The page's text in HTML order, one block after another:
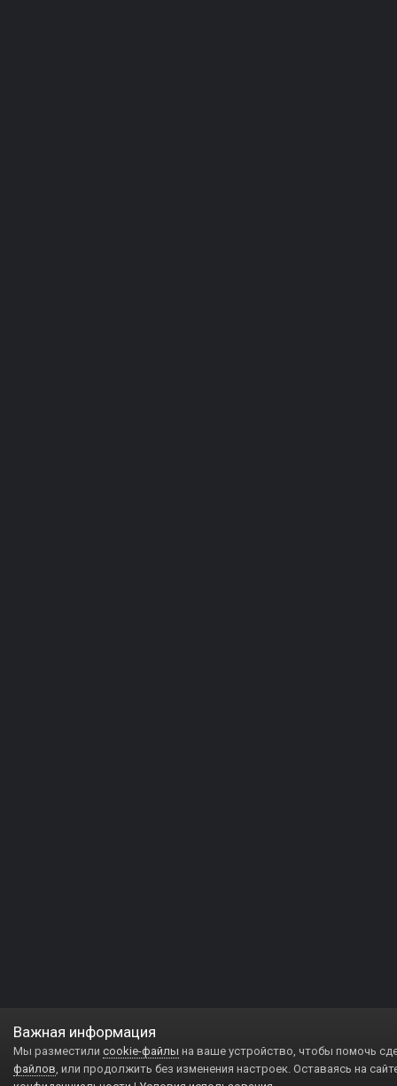
Важная информация
Мы разместили cookie-файлы на ваше устройство, чтобы помочь
файлов, или продолжить без изменения настроек. Оставаясь на